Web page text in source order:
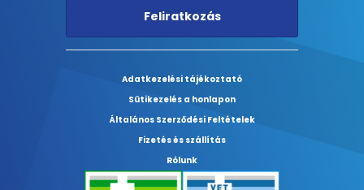
Feliratkozás
Adatkezelési tájékoztató
Sütikezelés a honlapon
Általános Szerződési Feltételek
Fizetés és szállítás
Rólunk